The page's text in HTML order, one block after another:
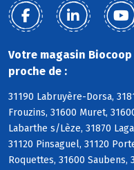
Votre magasin
proche de :
31190 Labruyère-Dorsa,
Frouzins, 31600 Muret,
Labarthe s/Lèze, 31870
31120 Pinsaguel, 31120
Roquettes, 31600 Saubens,